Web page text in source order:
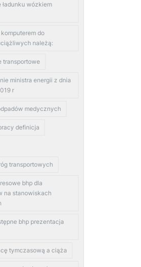
wózkiem
do
należą:
transportowe
ministra energii z dnia
r
medycznych
definicja
transportowych
bhp dla
na stanowiskach
bhp prezentacja
tymczasową a ciąża